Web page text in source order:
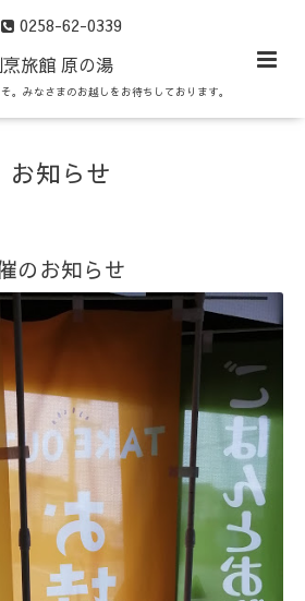
0258-62-0339
烹旅館 原の湯
。みなさまのお越しをお待ちしております。
お知らせ
のお知らせ